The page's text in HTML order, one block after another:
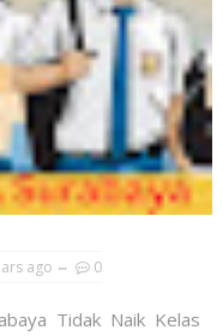
ago 0
Tidak Naik Kelas